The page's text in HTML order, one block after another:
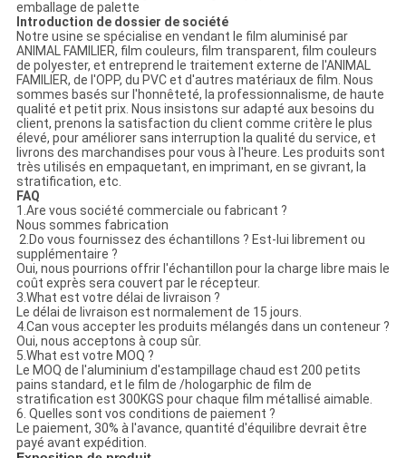
emballage de palette
Introduction de dossier de société
Notre usine se spécialise en vendant le film aluminisé par
ANIMAL FAMILIER, film couleurs, film transparent, film couleurs
de polyester, et entreprend le traitement externe de l'ANIMAL
FAMILIER, de l'OPP, du PVC et d'autres matériaux de film. Nous
sommes basés sur l'honnêteté, la professionnalisme, de haute
qualité et petit prix. Nous insistons sur adapté aux besoins du
client, prenons la satisfaction du client comme critère le plus
élevé, pour améliorer sans interruption la qualité du service, et
livrons des marchandises pour vous à l'heure. Les produits sont
très utilisés en empaquetant, en imprimant, en se givrant, la
stratification, etc.
FAQ
1.Are vous société commerciale ou fabricant ?
Nous sommes fabrication
2.Do vous fournissez des échantillons ? Est-lui librement ou
supplémentaire ?
Oui, nous pourrions offrir l'échantillon pour la charge libre mais le
coût exprès sera couvert par le récepteur.
3.What est votre délai de livraison ?
Le délai de livraison est normalement de 15 jours.
4.Can vous accepter les produits mélangés dans un conteneur ?
Oui, nous acceptons à coup sûr.
5.What est votre MOQ ?
Le MOQ de l'aluminium d'estampillage chaud est 200 petits
pains standard, et le film de /hologarphic de film de
stratification est 300KGS pour chaque film métallisé aimable.
6. Quelles sont vos conditions de paiement ?
Le paiement, 30% à l'avance, quantité d'équilibre devrait être
payé avant expédition.